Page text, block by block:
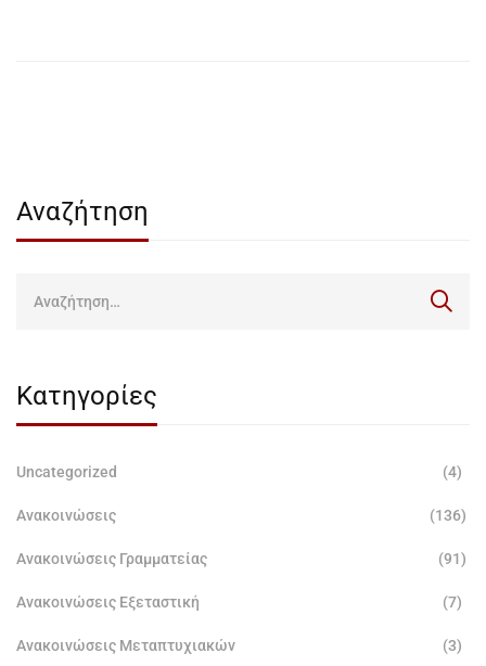
Αναζήτηση
Κατηγορίες
Uncategorized (4)
Ανακοινώσεις (136)
Ανακοινώσεις Γραμματείας (91)
Ανακοινώσεις Εξεταστική (7)
Ανακοινώσεις Μεταπτυχιακών (3)